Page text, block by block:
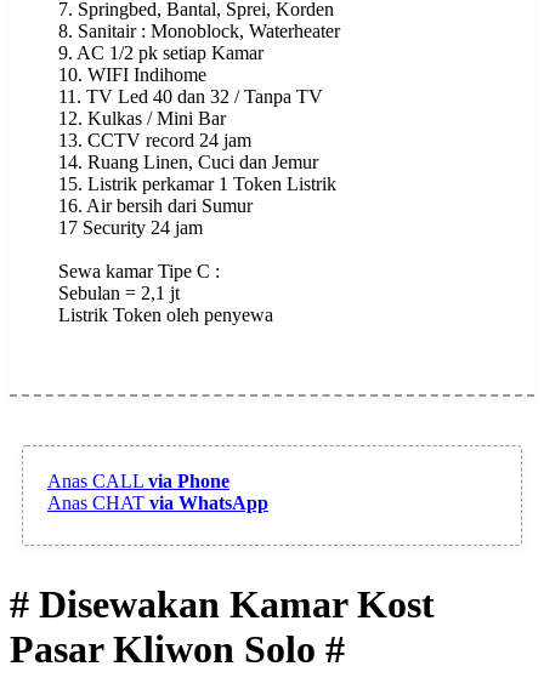
7. Springbed, Bantal, Sprei, Korden
8. Sanitair : Monoblock, Waterheater
9. AC 1/2 pk setiap Kamar
10. WIFI Indihome
11. TV Led 40 dan 32 / Tanpa TV
12. Kulkas / Mini Bar
13. CCTV record 24 jam
14. Ruang Linen, Cuci dan Jemur
15. Listrik perkamar 1 Token Listrik
16. Air bersih dari Sumur
17 Security 24 jam
Sewa kamar Tipe C :
Sebulan = 2,1 jt
Listrik Token oleh penyewa
Anas CALL via Phone
Anas CHAT via WhatsApp
# Disewakan Kamar Kost
Pasar Kliwon Solo #